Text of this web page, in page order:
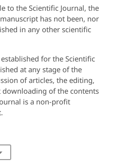
to the Scientific Journal, the
has not been, nor
in any other scientific
for the Scientific
at any stage of the
of articles, the editing,
of the contents
is a non-profit